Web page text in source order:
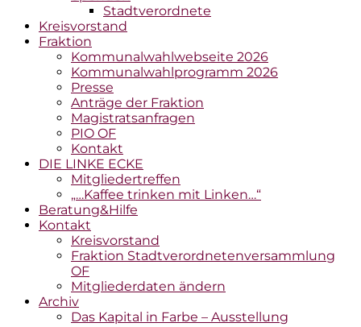
Stadtverordnete
Kreisvorstand
Fraktion
Kommunalwahlwebseite 2026
Kommunalwahlprogramm 2026
Presse
Anträge der Fraktion
Magistratsanfragen
PIO OF
Kontakt
DIE LINKE ECKE
Mitgliedertreffen
„…Kaffee trinken mit Linken…“
Beratung&Hilfe
Kontakt
Kreisvorstand
Fraktion Stadtverordnetenversammlung
OF
Mitgliederdaten ändern
Archiv
Das Kapital in Farbe – Ausstellung